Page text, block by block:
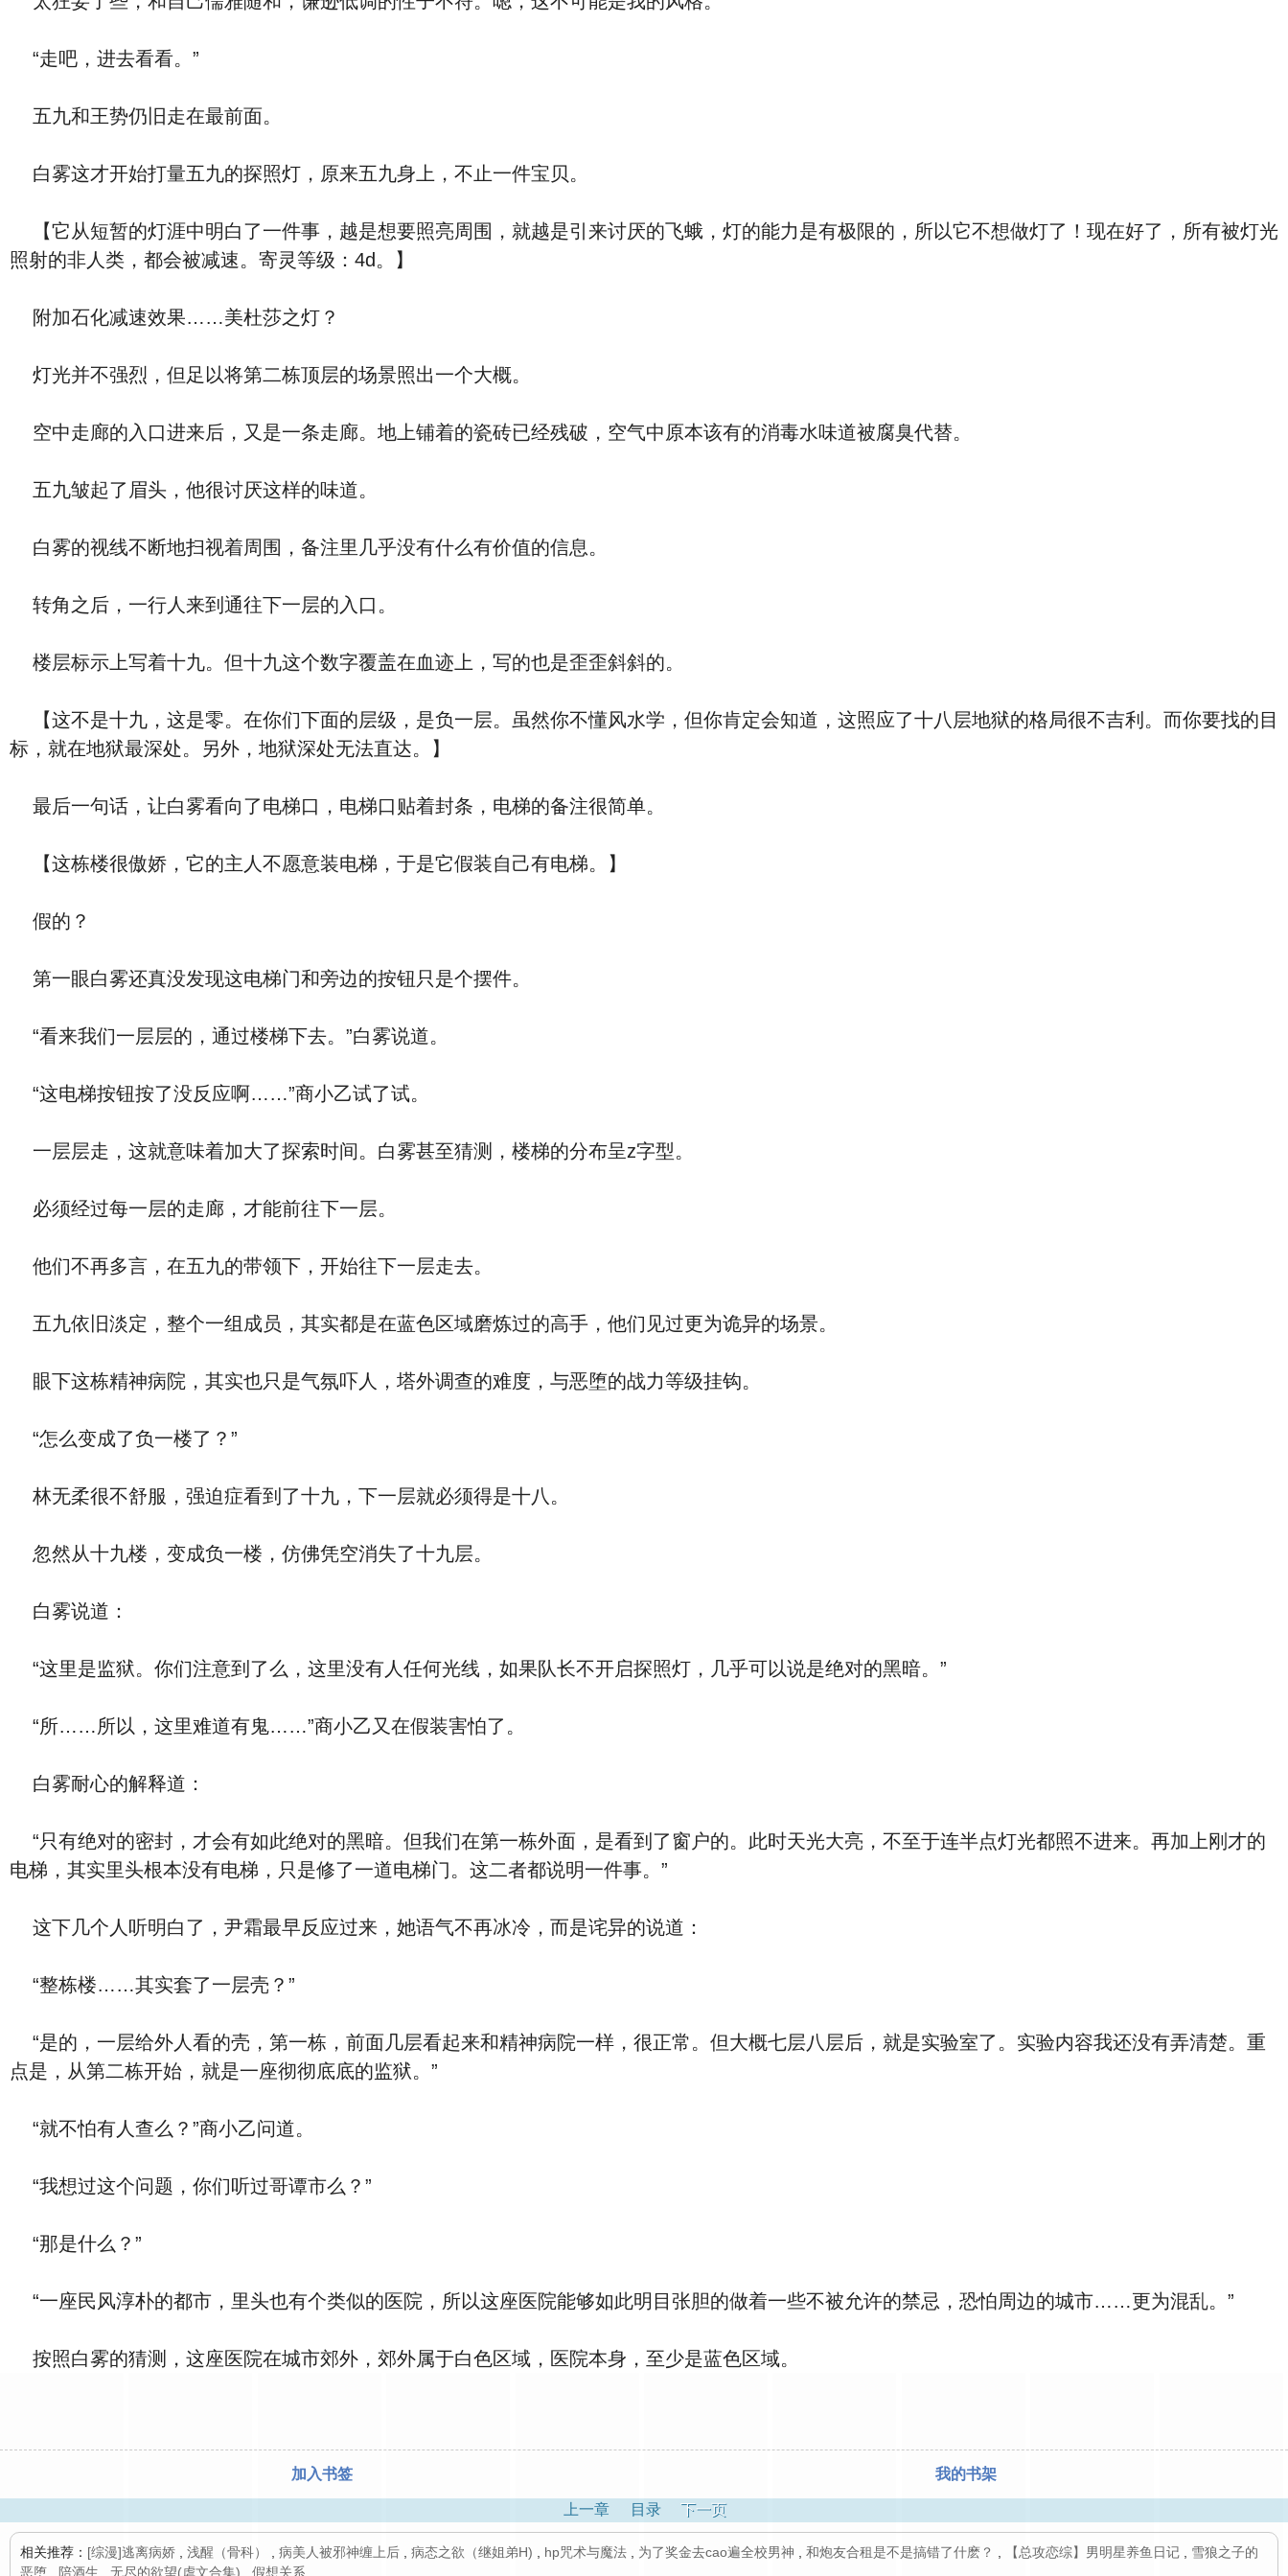
“走吧，进去看看。”
五九和王势仍旧走在最前面。
白雾这才开始打量五九的探照灯，原来五九身上，不止一件宝贝。
【它从短暂的灯涯中明白了一件事，越是想要照亮周围，就越是引来讨厌的飞蛾，灯的能力是有极限的，所以它不想做灯了！现在好了，所有被灯光
照射的非人类，都会被减速。寄灵等级：4d。】
附加石化减速效果……美杜莎之灯？
灯光并不强烈，但足以将第二栋顶层的场景照出一个大概。
空中走廊的入口进来后，又是一条走廊。地上铺着的瓷砖已经残破，空气中原本该有的消毒水味道被腐臭代替。
五九皱起了眉头，他很讨厌这样的味道。
白雾的视线不断地扫视着周围，备注里几乎没有什么有价值的信息。
转角之后，一行人来到通往下一层的入口。
楼层标示上写着十九。但十九这个数字覆盖在血迹上，写的也是歪歪斜斜的。
【这不是十九，这是零。在你们下面的层级，是负一层。虽然你不懂风水学，但你肯定会知道，这照应了十八层地狱的格局很不吉利。而你要找的目
标，就在地狱最深处。另外，地狱深处无法直达。】
最后一句话，让白雾看向了电梯口，电梯口贴着封条，电梯的备注很简单。
【这栋楼很傲娇，它的主人不愿意装电梯，于是它假装自己有电梯。】
假的？
第一眼白雾还真没发现这电梯门和旁边的按钮只是个摆件。
“看来我们一层层的，通过楼梯下去。”白雾说道。
“这电梯按钮按了没反应啊……”商小乙试了试。
一层层走，这就意味着加大了探索时间。白雾甚至猜测，楼梯的分布呈z字型。
必须经过每一层的走廊，才能前往下一层。
他们不再多言，在五九的带领下，开始往下一层走去。
五九依旧淡定，整个一组成员，其实都是在蓝色区域磨炼过的高手，他们见过更为诡异的场景。
眼下这栋精神病院，其实也只是气氛吓人，塔外调查的难度，与恶堕的战力等级挂钩。
“怎么变成了负一楼了？”
林无柔很不舒服，强迫症看到了十九，下一层就必须得是十八。
忽然从十九楼，变成负一楼，仿佛凭空消失了十九层。
白雾说道：
“这里是监狱。你们注意到了么，这里没有人任何光线，如果队长不开启探照灯，几乎可以说是绝对的黑暗。”
“所……所以，这里难道有鬼……”商小乙又在假装害怕了。
白雾耐心的解释道：
“只有绝对的密封，才会有如此绝对的黑暗。但我们在第一栋外面，是看到了窗户的。此时天光大亮，不至于连半点灯光都照不进来。再加上刚才的
电梯，其实里头根本没有电梯，只是修了一道电梯门。这二者都说明一件事。”
这下几个人听明白了，尹霜最早反应过来，她语气不再冰冷，而是诧异的说道：
“整栋楼……其实套了一层壳？”
“是的，一层给外人看的壳，第一栋，前面几层看起来和精神病院一样，很正常。但大概七层八层后，就是实验室了。实验内容我还没有弄清楚。重
点是，从第二栋开始，就是一座彻彻底底的监狱。”
“就不怕有人查么？”商小乙问道。
“我想过这个问题，你们听过哥谭市么？”
“那是什么？”
“一座民风淳朴的都市，里头也有个类似的医院，所以这座医院能够如此明目张胆的做着一些不被允许的禁忌，恐怕周边的城市……更为混乱。”
按照白雾的猜测，这座医院在城市郊外，郊外属于白色区域，医院本身，至少是蓝色区域。
加入书签 我的书架
上一章 目录 下一页
相关推荐： [综漫]逃离病娇 浅醒（骨科） 病美人被邪神缠上后 病态之欲（继姐弟H) hp咒术与魔法 为了奖金去cao遍全校男神 和炮友合租是不是搞错了什麽？ 【总攻恋综】男明星养鱼日记
雪狼之子的
恶堕
陪酒生 无尽的欲望(虐文合集) 假想关系